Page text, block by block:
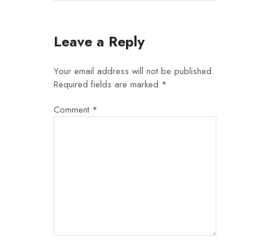
Leave a Reply
Your email address will not be published.
Required fields are marked *
Comment *